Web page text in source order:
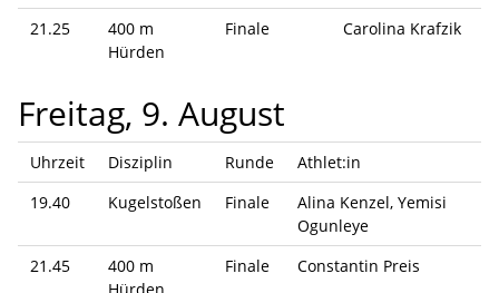
21.25
400 m
Hürden
Finale Carolina Krafzik
Freitag, 9. August
Uhrzeit Disziplin Runde
Athlet:in
19.40
Kugelstoßen Finale
Alina Kenzel, Yemisi
Ogunleye
21.45
400 m
Finale Constantin Preis